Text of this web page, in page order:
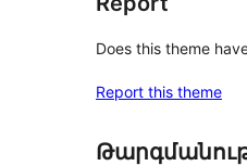
Does this theme
Report this theme